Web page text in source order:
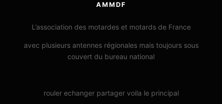
AMMDF
L’association des motardes et motards de France
avec plusieurs antennes régionales mais toujours sous
couvert du bureau national
rouler echanger partager voila le principal